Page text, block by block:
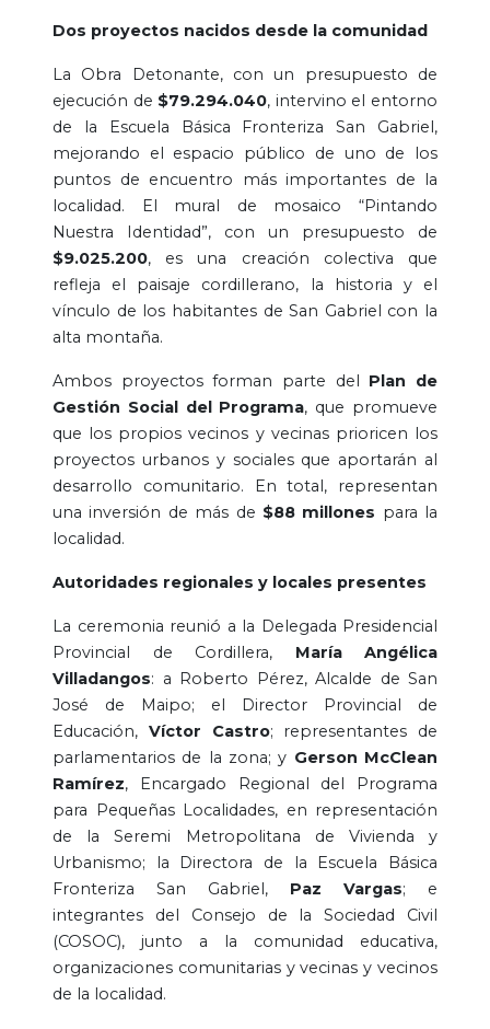
Dos proyectos nacidos desde la comunidad
La Obra Detonante, con un presupuesto de
ejecución de $79.294.040, intervino el entorno
de la Escuela Básica Fronteriza San Gabriel,
mejorando el espacio público de uno de los
puntos de encuentro más importantes de la
localidad. El mural de mosaico “Pintando
Nuestra Identidad”, con un presupuesto de
$9.025.200, es una creación colectiva que
refleja el paisaje cordillerano, la historia y el
vínculo de los habitantes de San Gabriel con la
alta montaña.
Ambos proyectos forman parte del Plan de
Gestión Social del Programa, que promueve
que los propios vecinos y vecinas prioricen los
proyectos urbanos y sociales que aportarán al
desarrollo comunitario. En total, representan
una inversión de más de $88 millones para la
localidad.
Autoridades regionales y locales presentes
La ceremonia reunió a la Delegada Presidencial
Provincial de Cordillera, María Angélica
Villadangos: a Roberto Pérez, Alcalde de San
José de Maipo; el Director Provincial de
Educación, Víctor Castro; representantes de
parlamentarios de la zona; y Gerson McClean
Ramírez, Encargado Regional del Programa
para Pequeñas Localidades, en representación
de la Seremi Metropolitana de Vivienda y
Urbanismo; la Directora de la Escuela Básica
Fronteriza San Gabriel, Paz Vargas; e
integrantes del Consejo de la Sociedad Civil
(COSOC), junto a la comunidad educativa,
organizaciones comunitarias y vecinas y vecinos
de la localidad.